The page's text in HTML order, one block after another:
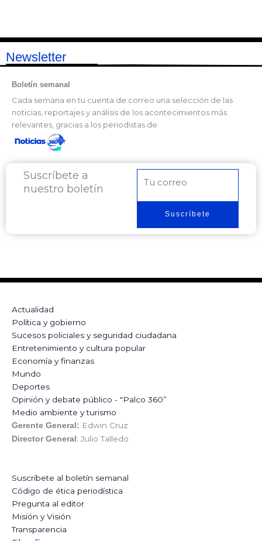
Newsletter
Boletín semanal
Cada semana en tu cuenta de correo una selección de las
noticias, reportajes y análisis de los acontecimientos más
relevantes, gracias a los periodistas de
Suscríbete a
nuestro boletín
electrónico
Suscríbete
Actualidad
Política y gobierno
Sucesos policiales y seguridad ciudadana
Entretenimiento y cultura popular
Economía y finanzas
Mundo
Deportes
Opinión y debate público - "Palco 360”
Medio ambiente y turismo
Gerente General: Edwin Cruz
Director General : Julio Talledo
Suscríbete al boletín semanal
Código de ética periodística
Pregunta al editor
Misión y Visión
Transparencia